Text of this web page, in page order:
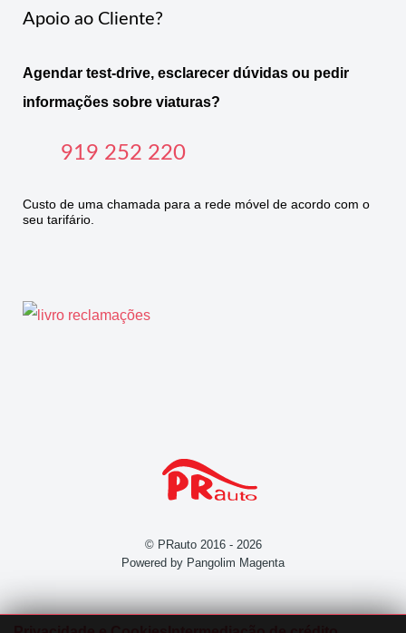
Apoio ao Cliente?
Agendar test-drive, esclarecer dúvidas ou pedir
informações sobre viaturas?
919 252 220
Custo de uma chamada para a rede móvel de acordo com o
seu tarifário.
© PRauto 2016 - 2026
Powered by Pangolim Magenta